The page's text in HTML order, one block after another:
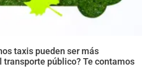
taxis pueden ser más
transporte público? Te contamos